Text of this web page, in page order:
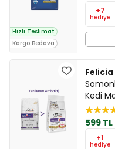
Hızlı Teslimat
Kargo Bedava
+7
hediye
Felicia
Kedi
599 TL
+1
hediye